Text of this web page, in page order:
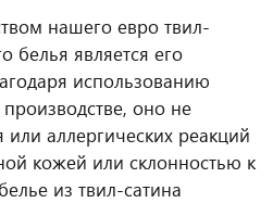
нашего евро твил-
белья является его
использованию
оно не
аллергических реакций
кожей или склонностью к
из твил-сатина